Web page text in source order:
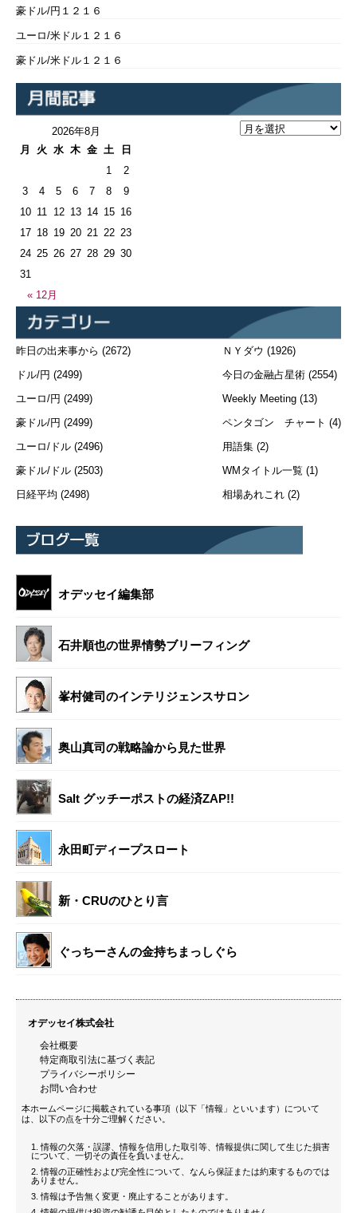
豪ドル/円１２１６
ユーロ/米ドル１２１６
豪ドル/米ドル１２１６
2026年8月
月
火 水 木 金 土 日
« 12月
1
2
3
4 5 6 7 8
9
10 11 12 13 14 15 16
17 18 19 20 21 22 23
24 25 26 27 28 29 30
31
昨日の出来事から (2672)
ドル/円 (2499)
ユーロ/円 (2499)
豪ドル/円 (2499)
ユーロ/ドル (2496)
豪ドル/ドル (2503)
日経平均 (2498)
ＮＹダウ (1926)
今日の金融占星術 (2554)
Weekly Meeting (13)
ペンタゴン チャート (4)
用語集 (2)
WMタイトル一覧 (1)
相場あれこれ (2)
オデッセイ編集部
石井順也の世界情勢ブリーフィング
峯村健司のインテリジェンスサロン
奥山真司の戦略論から見た世界
Salt グッチーポストの経済ZAP!!
永田町ディープスロート
新・CRUのひとり言
ぐっちーさんの金持ちまっしぐら
オデッセイ株式会社
会社概要
特定商取引法に基づく表記
プライバシーポリシー
お問い合わせ
本ホームページに掲載されている事項（以下「情報」といいます）について
は、以下の点を十分ご理解ください。
情報の欠落・誤謬、情報を信用した取引等、情報提供に関して生じた損害
について、一切その責任を負いません。
情報の正確性および完全性について、なんら保証または約束するものでは
ありません。
情報は予告無く変更・廃止することがあります。